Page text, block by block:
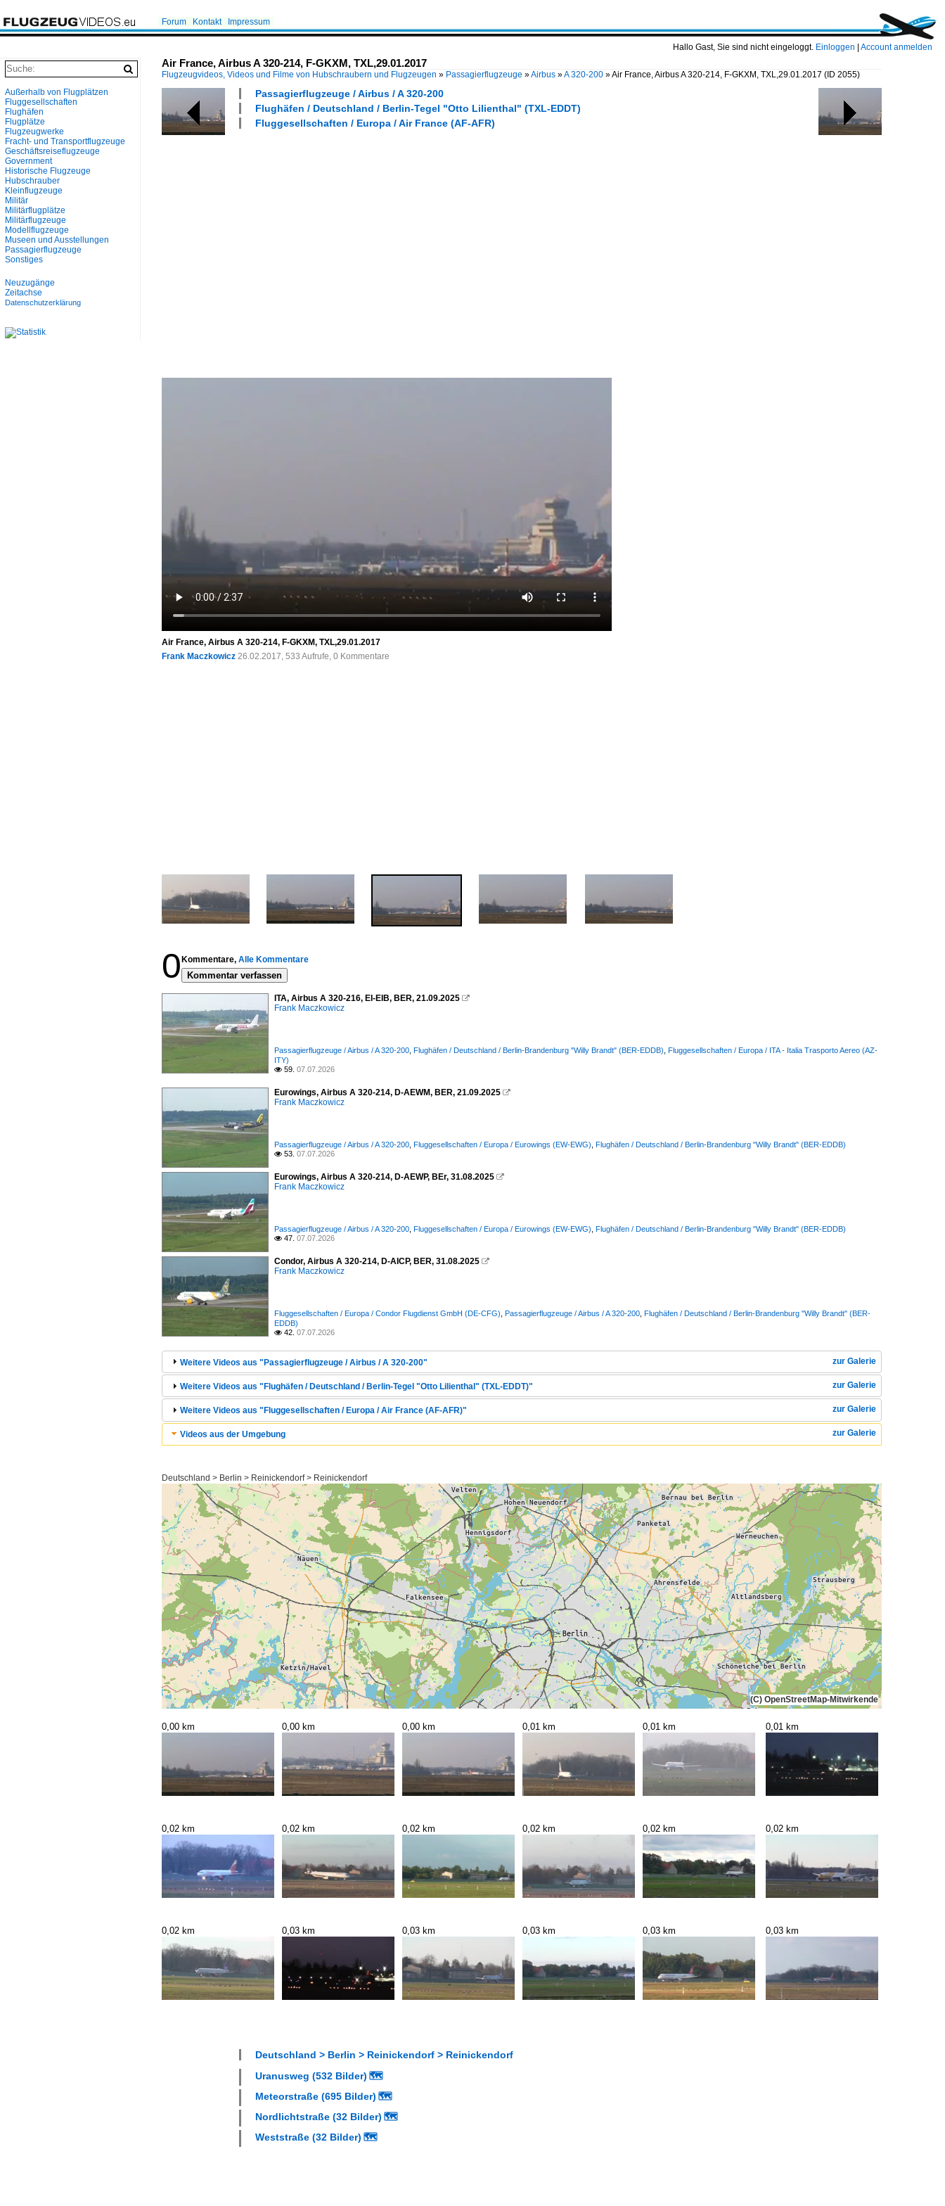
Hallo Gast, Sie sind nicht eingeloggt. Einloggen Account anmelden
Forum Kontakt Impressum
Air France, Airbus A 320-214, F-GKXM, TXL,29.01.2017
Flugzeugvideos, Videos und Filme von Hubschraubern und Flugzeugen » Passagierflugzeuge »Airbus »A 320-200 »Air France, Airbus A 320-214, F-GKXM, TXL,29.01.2017 (ID 2055)
Passagierflugzeuge / Airbus / A 320-200
Flughäfen / Deutschland / Berlin-Tegel "Otto Lilienthal" (TXL-EDDT)
Fluggesellschaften / Europa / Air France (AF-AFR)
Air France, Airbus A 320-214, F-GKXM, TXL,29.01.2017
Frank Maczkowicz 26.02.2017, 533 Aufrufe, 0 Kommentare
0 Kommentare, Alle Kommentare
Kommentar verfassen
ITA, Airbus A 320-216, EI-EIB, BER, 21.09.2025 
Frank Maczkowicz
Passagierflugzeuge / Airbus / A 320-200 Flughäfen / Deutschland / Berlin-Brandenburg "Willy Brandt" (BER-EDDB) Fluggesellschaften / Europa / ITA - Italia Trasporto Aereo (AZ-
ITY)
 59. 07.07.2026
Eurowings, Airbus A 320-214, D-AEWM, BER, 21.09.2025 
Frank Maczkowicz
Passagierflugzeuge / Airbus / A 320-200 Fluggesellschaften / Europa / Eurowings (EW-EWG) Flughäfen / Deutschland / Berlin-Brandenburg "Willy Brandt" (BER-EDDB)
 53. 07.07.2026
Eurowings, Airbus A 320-214, D-AEWP, BEr, 31.08.2025 
Frank Maczkowicz
Passagierflugzeuge / Airbus / A 320-200 Fluggesellschaften / Europa / Eurowings (EW-EWG) Flughäfen / Deutschland / Berlin-Brandenburg "Willy Brandt" (BER-EDDB)
 47. 07.07.2026
Condor, Airbus A 320-214, D-AICP, BER, 31.08.2025 
Frank Maczkowicz
Fluggesellschaften / Europa / Condor Flugdienst GmbH (DE-CFG) Passagierflugzeuge / Airbus / A 320-200 Flughäfen / Deutschland / Berlin-Brandenburg "Willy Brandt" (BER-
EDDB)
 42. 07.07.2026
zur Galerie
Weitere Videos aus "Passagierflugzeuge / Airbus / A 320-200"
zur Galerie
Weitere Videos aus "Flughäfen / Deutschland / Berlin-Tegel "Otto Lilienthal" (TXL-EDDT)"
zur Galerie
Weitere Videos aus "Fluggesellschaften / Europa / Air France (AF-AFR)"
zur Galerie
Videos aus der Umgebung
Deutschland > Berlin > Reinickendorf > Reinickendorf
(C) OpenStreetMap-Mitwirkende
0,00 km 0,00 km 0,00 km 0,01 km 0,01 km 0,01 km
0,02 km 0,02 km 0,02 km 0,02 km 0,02 km 0,02 km
0,02 km 0,03 km 0,03 km 0,03 km 0,03 km 0,03 km
Deutschland > Berlin > Reinickendorf > Reinickendorf
Uranusweg (532 Bilder) 🗺
Meteorstraße (695 Bilder) 🗺
Nordlichtstraße (32 Bilder) 🗺
Weststraße (32 Bilder) 🗺
Außerhalb von Flugplätzen
Fluggesellschaften
Flughäfen
Flugplätze
Flugzeugwerke
Fracht- und Transportflugzeuge
Geschäftsreiseflugzeuge
Government
Historische Flugzeuge
Hubschrauber
Kleinflugzeuge
Militär
Militärflugplätze
Militärflugzeuge
Modellflugzeuge
Museen und Ausstellungen
Passagierflugzeuge
Sonstiges
Neuzugänge
Zeitachse
Datenschutzerklärung